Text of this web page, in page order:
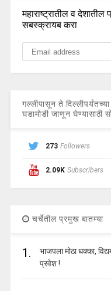
महाराष्ट्रातील व
सबस्क्रायब करा
गल्लीपासून ते
घडामोडी जाणून घेण्यासाठी
273 Followers
2.09K Subscribers
चर्चेतील प्रमुख बातम्या
1.
भाजपला मोठा धक्का,
प्रवेश !